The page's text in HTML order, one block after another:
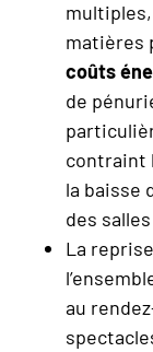
matières
coûts
de
contraint
la baisse
des
La
au